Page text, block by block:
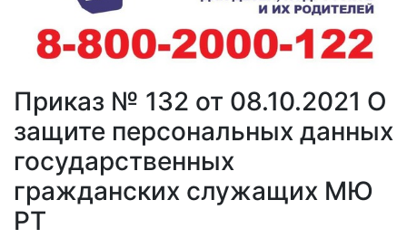
Приказ № 132 от 08.10.2021 О
защите персональных данных
государственных
гражданских служащих МЮ
РТ